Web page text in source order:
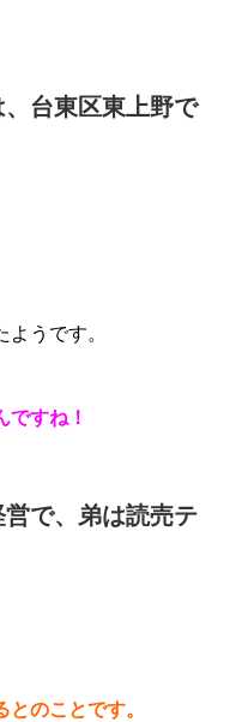
台東区東上野で
ようです。
ですね！
で、弟は読売テ
のことです。